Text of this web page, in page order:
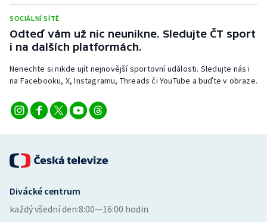
Stolní tenis
Triatlon
Veslování
Volejbal
SOCIÁLNÍ SÍTĚ
Odteď vám už nic neunikne. Sledujte ČT sport
i na dalších platformách.
Nenechte si nikde ujít nejnovější sportovní události. Sledujte nás i
na Facebooku, X, Instagramu, Threads či YouTube a buďte v obraze.
Divácké centrum
každý všední den:8:00—16:00 hodin